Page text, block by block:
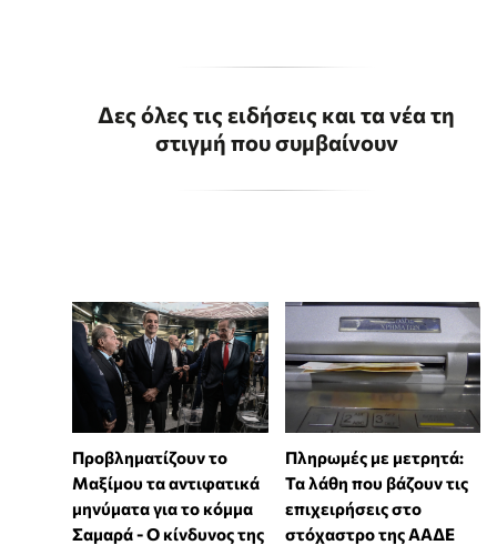
Δες όλες τις ειδήσεις και τα νέα τη
στιγμή που συμβαίνουν
Προβληματίζουν το
Μαξίμου τα αντιφατικά
μηνύματα για το κόμμα
Σαμαρά - Ο κίνδυνος της
Πληρωμές με μετρητά:
Τα λάθη που βάζουν τις
επιχειρήσεις στο
στόχαστρο της ΑΑΔΕ